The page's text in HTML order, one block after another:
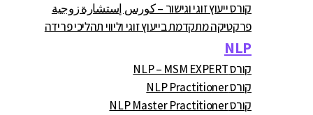
קורס ייעוץ זוגי וגישור – كورس إستشارة زوجية
פרקטיקה מתקדמת בייעוץ זוגי וליווי תהליכי פרידה
NLP
קורס NLP – MSM EXPERT
קורס NLP Practitioner
קורס NLP Master Practitioner